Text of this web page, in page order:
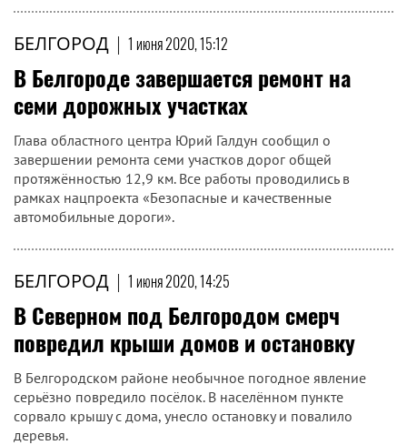
БЕЛГОРОД | 1 июня 2020, 15:12
В Белгороде завершается ремонт на
семи дорожных участках
Глава областного центра Юрий Галдун сообщил о
завершении ремонта семи участков дорог общей
протяжённостью 12,9 км. Все работы проводились в
рамках нацпроекта «Безопасные и качественные
автомобильные дороги».
БЕЛГОРОД | 1 июня 2020, 14:25
В Северном под Белгородом смерч
повредил крыши домов и остановку
В Белгородском районе необычное погодное явление
серьёзно повредило посёлок. В населённом пункте
сорвало крышу с дома, унесло остановку и повалило
деревья.